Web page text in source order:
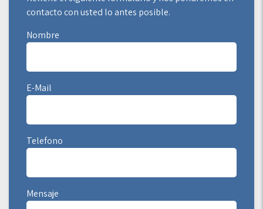
contacto con usted lo antes posible.
Nombre
E-Mail
Telefono
Mensaje